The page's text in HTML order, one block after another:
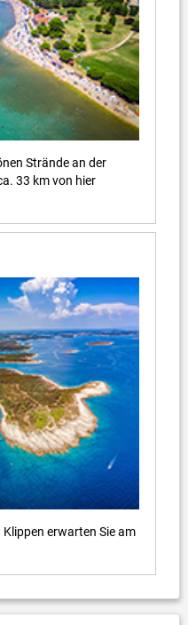
Strände an der
33 km von hier
erwarten Sie am